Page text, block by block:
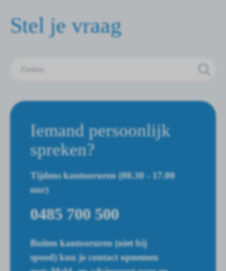
Stel je vraag
Iemand persoonlijk
spreken?
Tijdens kantooruren (08.30 - 17.00
uur)
0485 700 500
Buiten kantooruren (niet bij
spoed) kun je contact opnemen